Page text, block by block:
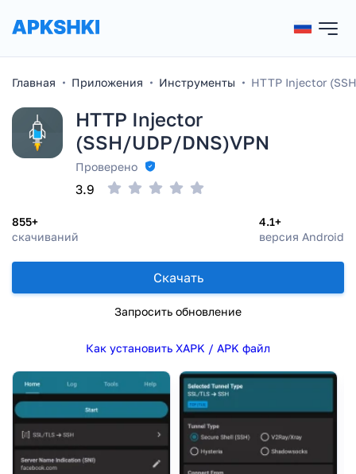
Главная Приложения Инструменты HTTP Injector
HTTP Injector
(SSH/UDP/DNS)VPN
Проверено
855+
скачиваний
4.1+
версия Android
3.9
Скачать
Запросить обновление
Как установить XAPK / APK файл